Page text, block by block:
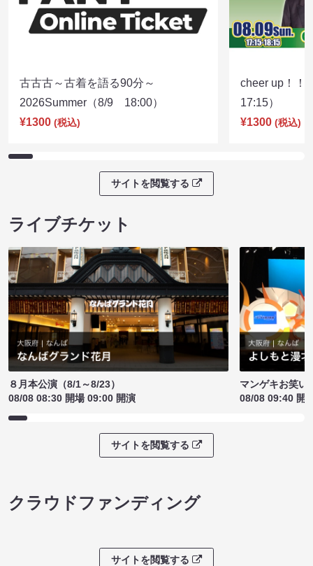
古古古～古着を語る90分～
2026Summer（8/9 18:00）
¥1300 (税込)
cheer up！
17:15）
¥1300 (税込)
サイトを閲覧する
ライブチケット
８月本公演（8/1～8/23）
08/08 08:30 開場 09:00 開演
マンゲキお笑い
08/08 09:40 開
サイトを閲覧する
クラウドファンディング
サイトを閲覧する